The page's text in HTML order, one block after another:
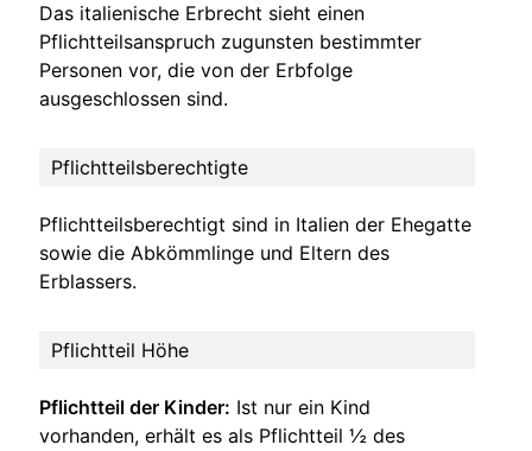
Das italienische Erbrecht sieht einen
Pflichtteilsanspruch zugunsten bestimmter
Personen vor, die von der Erbfolge
ausgeschlossen sind.
Pflichtteilsberechtigte
Pflichtteilsberechtigt sind in Italien der Ehegatte
sowie die Abkömmlinge und Eltern des
Erblassers.
Pflichtteil Höhe
Pflichtteil der Kinder: Ist nur ein Kind
vorhanden, erhält es als Pflichtteil ½ des